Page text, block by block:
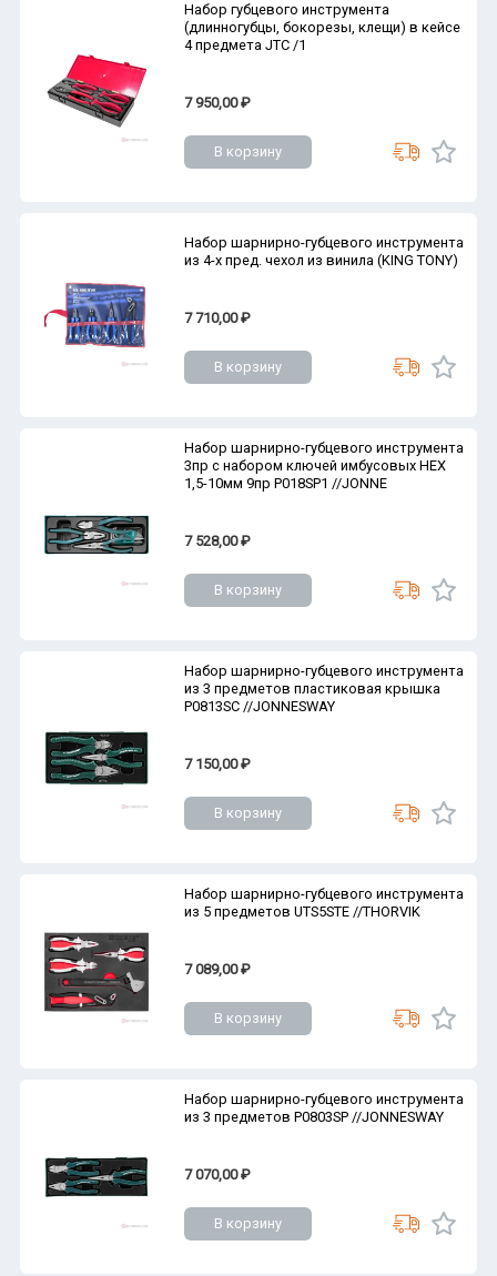
Набор губцевого инструмента
(длинногубцы, бокорезы, клещи) в кейсе
4 предмета JTC /1
7 950,00 ₽
В корзину
Набор шарнирно-губцевого инструмента
из 4-х пред. чехол из винила (KING TONY)
7 710,00 ₽
В корзину
Набор шарнирно-губцевого инструмента
3пр с набором ключей имбусовых HEX
1,5-10мм 9пр P018SP1 //JONNE
7 528,00 ₽
В корзину
Набор шарнирно-губцевого инструмента
из 3 предметов пластиковая крышка
P0813SC //JONNESWAY
7 150,00 ₽
В корзину
Набор шарнирно-губцевого инструмента
из 5 предметов UTS5STE //THORVIK
7 089,00 ₽
В корзину
Набор шарнирно-губцевого инструмента
из 3 предметов P0803SP //JONNESWAY
7 070,00 ₽
В корзину